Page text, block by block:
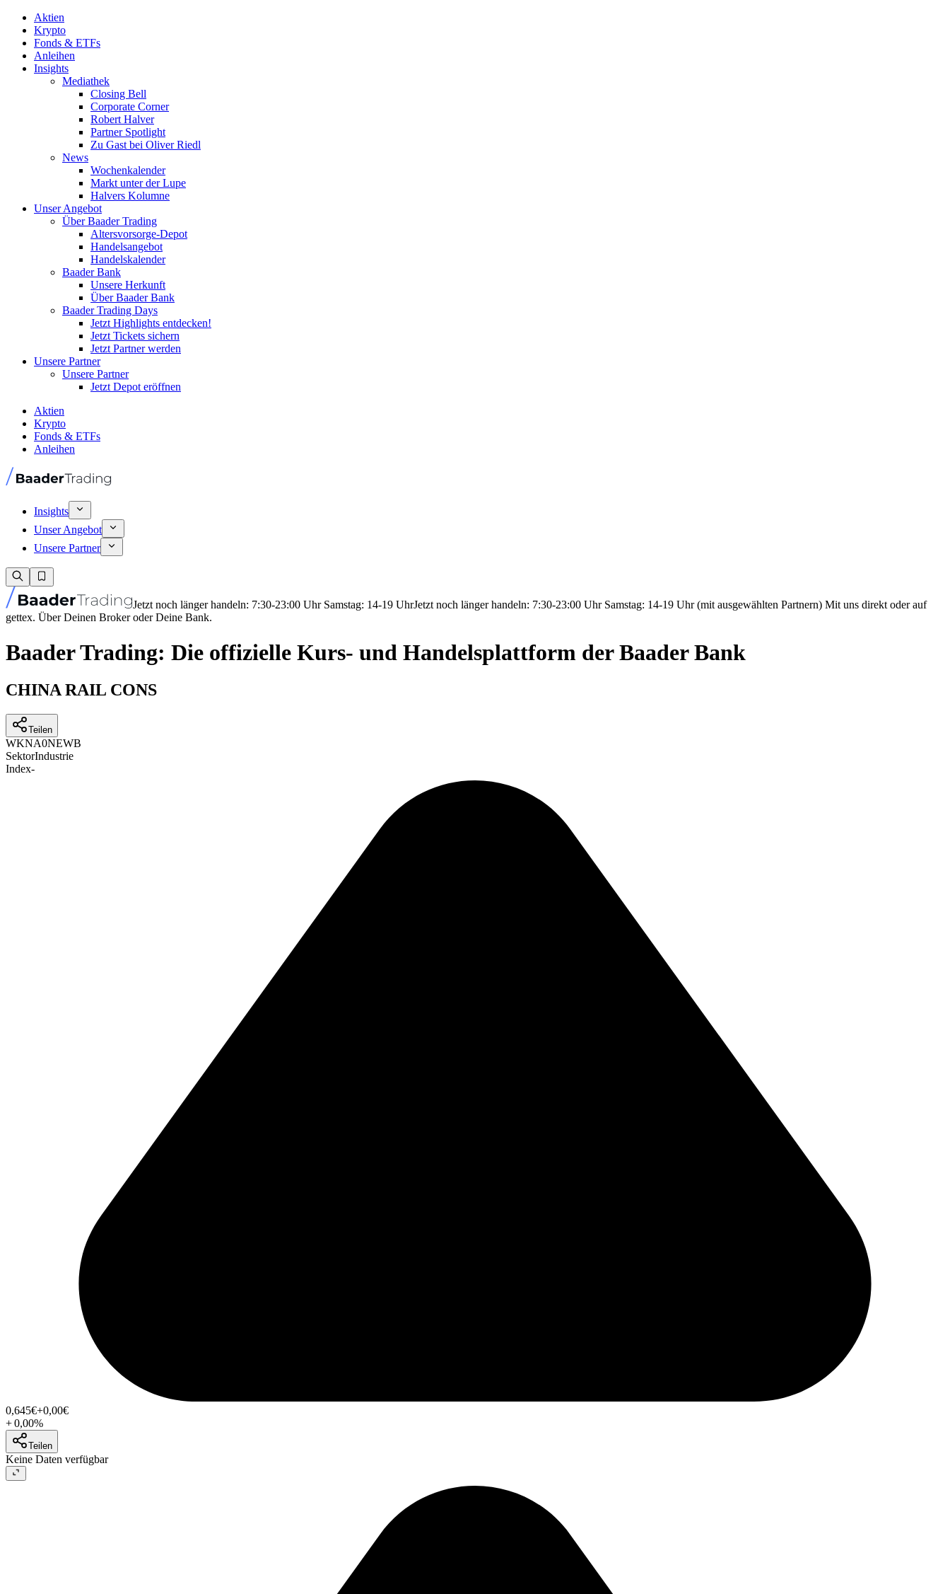
Aktien
Krypto
Fonds & ETFs
Anleihen
Insights
Mediathek
Closing Bell
Corporate Corner
Robert Halver
Partner Spotlight
Zu Gast bei Oliver Riedl
News
Wochenkalender
Markt unter der Lupe
Halvers Kolumne
Unser Angebot
Über Baader Trading
Altersvorsorge-Depot
Handelsangebot
Handelskalender
Baader Bank
Unsere Herkunft
Über Baader Bank
Baader Trading Days
Jetzt Highlights entdecken!
Jetzt Tickets sichern
Jetzt Partner werden
Unsere Partner
Unsere Partner
Jetzt Depot eröffnen
Aktien
Krypto
Fonds & ETFs
Anleihen
Insights
Unser Angebot
Unsere Partner
Jetzt noch länger handeln: 7:30-23:00 Uhr Samstag: 14-19 UhrJetzt noch länger handeln: 7:30-23:00 Uhr Samstag: 14-19 Uhr (mit ausgewählten Partnern) Mit uns direkt oder auf
gettex. Über Deinen Broker oder Deine Bank.
Baader Trading: Die offizielle Kurs- und Handelsplattform der Baader Bank
CHINA RAIL CONS
Teilen
WKNA0NEWB
SektorIndustrie
Index-
0,645€+0,00€
+0,00%
Teilen
Keine Daten verfügbar